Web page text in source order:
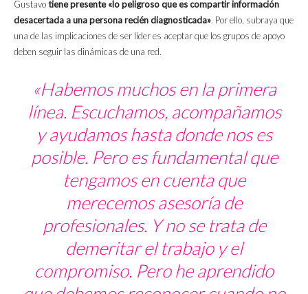
Gustavotiene presente «lo peligroso que es compartir información
desacertada a una persona recién diagnosticada». Por ello, subraya que
una de las implicaciones de ser líder es aceptar que los grupos de apoyo
deben seguir las dinámicas de una red.
«Habemos muchos en la primera
línea. Escuchamos, acompañamos
y ayudamos hasta donde nos es
posible. Pero es fundamental que
tengamos en cuenta que
merecemos asesoría de
profesionales. Y no se trata de
demeritar el trabajo y el
compromiso. Pero he aprendido